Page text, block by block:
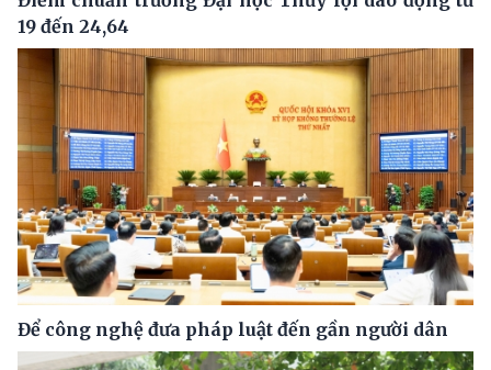
19 đến 24,64
Để công nghệ đưa pháp luật đến gần người dân